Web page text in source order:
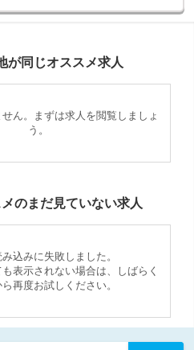
が同じオススメ求人
ん。まずは求人を閲覧しましょ
う。
のまだ見ていない求人
込みに失敗しました。
表示されない場合は、しばらく
再度お試しください。